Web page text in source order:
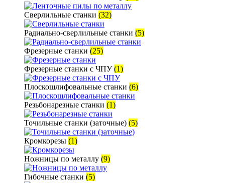
Сверлильные станки (32)
Радиально-сверлильные станки (5)
Фрезерные станки (25)
Фрезерные станки с ЧПУ(1)
Плоскошлифовальные станки (6)
Резьбонарезные станки (1)
Точильные станки (заточные) (5)
Кромкорезы (1)
Ножницы по металлу (9)
Гибочные станки (5)